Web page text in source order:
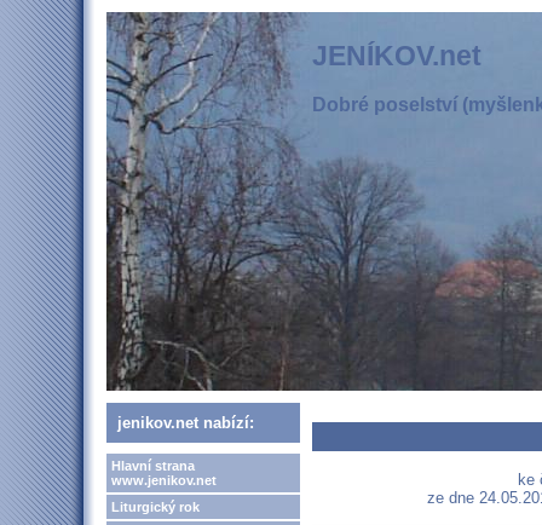
JENÍKOV.net
Dobré poselství
jenikov.net nabízí:
Hlavní strana
www.jenikov.net
Liturgický rok
ke
ze dne